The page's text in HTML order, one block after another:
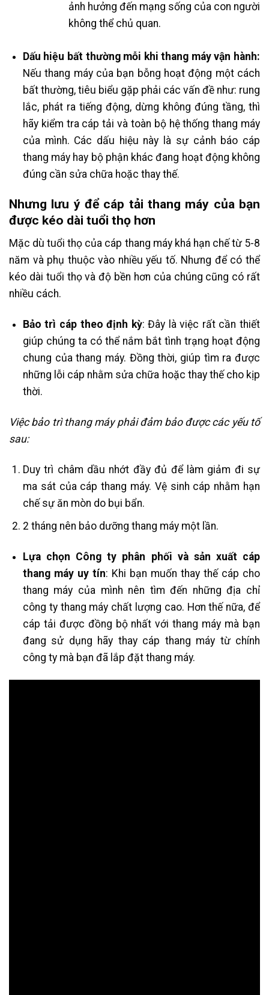
ảnh hưởng đến mạng sống của con người
không thể chủ quan.
Dấu hiệu bất thường mỗi khi thang máy vận hành:
Nếu thang máy của bạn bỗng hoạt động một cách
bất thường, tiêu biểu gặp phải các vấn đề như: rung
lắc, phát ra tiếng động, dừng không đúng tầng, thì
hãy kiểm tra cáp tải và toàn bộ hệ thống thang máy
của mình. Các dấu hiệu này là sự cảnh báo cáp
thang máy hay bộ phận khác đang hoạt động không
đúng cần sửa chữa hoặc thay thế.
Nhưng lưu ý để cáp tải thang máy của bạn
được kéo dài tuổi thọ hơn
Mặc dù tuổi thọ của cáp thang máy khá hạn chế từ 5-8
năm và phụ thuộc vào nhiều yếu tố. Nhưng để có thể
kéo dài tuổi thọ và độ bền hơn của chúng cũng có rất
nhiều cách.
Bảo trì cáp theo định kỳ: Đây là việc rất cần thiết
giúp chúng ta có thể nắm bắt tình trạng hoạt động
chung của thang máy. Đồng thời, giúp tìm ra được
những lỗi cáp nhằm sửa chữa hoặc thay thế cho kịp
thời.
Việc bảo trì thang máy phải đảm bảo được các yếu tố
sau:
Duy trì châm dầu nhớt đầy đủ để làm giảm đi sự
ma sát của cáp thang máy. Vệ sinh cáp nhằm hạn
chế sự ăn mòn do bụi bẩn.
2 tháng nên bảo dưỡng thang máy một lần.
Lựa chọn Công ty phân phối và sản xuất cáp
thang máy uy tín: Khi bạn muốn thay thế cáp cho
thang máy của mình nên tìm đến những địa chỉ
công ty thang máy chất lượng cao. Hơn thế nữa, để
cáp tải được đồng bộ nhất với thang máy mà bạn
đang sử dụng hãy thay cáp thang máy từ chính
công ty mà bạn đã lắp đặt thang máy.